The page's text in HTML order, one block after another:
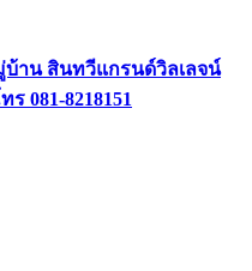
บ้าน สินทวีแกรนด์วิลเลจน์
081-8218151